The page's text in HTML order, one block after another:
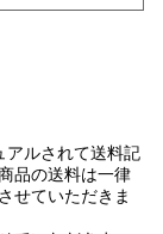
アルされて送料記
品の送料は一律
せていただきま